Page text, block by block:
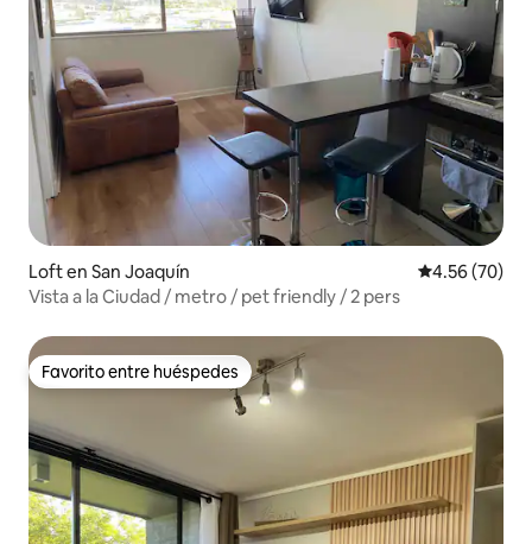
Loft en San Joaquín Calificación
4.56 (70)
Vista a la Ciudad / metro / pet friendly / 2 pers
Favorito entre huéspedes
Favorito entre huéspedes